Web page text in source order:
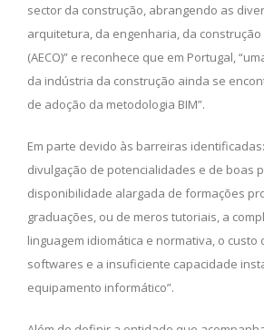
sector da construção, abrangendo as
arquitetura, da engenharia, da
(AECO)” e reconhece que em Portugal,
da indústria da construção ainda se
de adoção da metodologia BIM”.
Em parte devido às barreiras
divulgação de potencialidades e de boas
disponibilidade alargada de formações
graduações, ou de meros tutoriais, a
linguagem idiomática e normativa, o custo
softwares e a insuficiente capacidade
equipamento informático”.